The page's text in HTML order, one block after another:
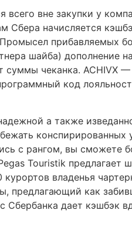
всего вне закупки у
Сбера начисляется
прибавляемых
шайба) дополнение
суммы чеканка.
код
а также
с рангом, вы сможете
Touristik предлагает
владенья
как
Сбербанка дает кэшбэк